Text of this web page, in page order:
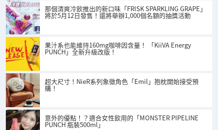
那個清爽冷飲推出的新口味「FRISK SPARKLING GRAPE」
將於5月12日發售！還將舉辦1,000個名額的抽獎活動
果汁系也能維持160mg咖啡因含量！ 「KiiVA Energy
PUNCH」全新升級改版！
超大尺寸！NieR系列象徵角色「Emil」抱枕開始接受預
購！
意外的優點！？適合女性飲用的「MONSTER PIPELINE
PUNCH 瓶裝500ml」